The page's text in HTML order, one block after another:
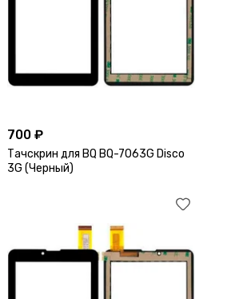
700 ₽
Тачскрин для BQ BQ-7063G Disco
3G (Черный)